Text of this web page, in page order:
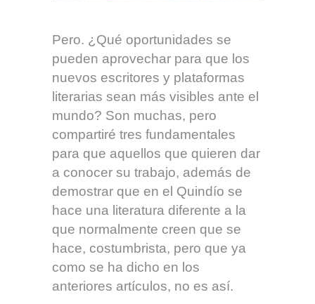
Pero. ¿Qué oportunidades se
pueden aprovechar para que los
nuevos escritores y plataformas
literarias sean más visibles ante el
mundo? Son muchas, pero
compartiré tres fundamentales
para que aquellos que quieren dar
a conocer su trabajo, además de
demostrar que en el Quindío se
hace una literatura diferente a la
que normalmente creen que se
hace, costumbrista, pero que ya
como se ha dicho en los
anteriores artículos, no es así.